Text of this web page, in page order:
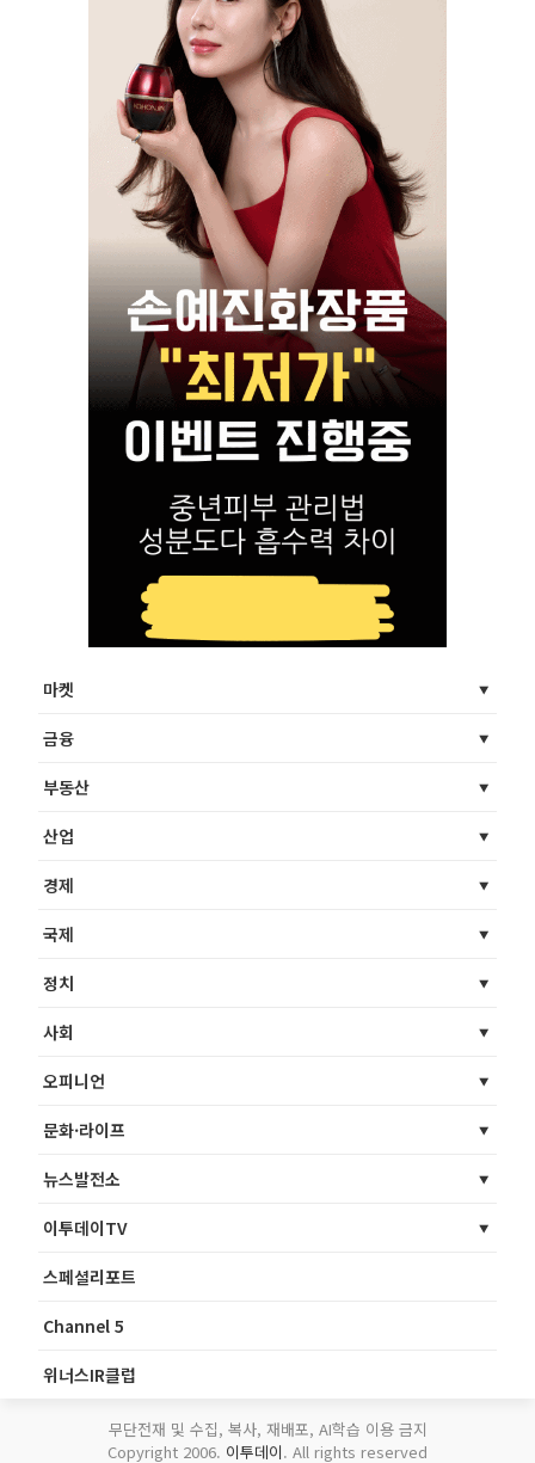
마켓
금융
부동산
산업
경제
국제
정치
사회
오피니언
문화·라이프
뉴스발전소
이투데이TV
스페셜리포트
Channel 5
위너스IR클럽
무단전재 및 수집, 복사, 재배포, AI학습 이용 금지
Copyright 2006. 이투데이. All rights reserved